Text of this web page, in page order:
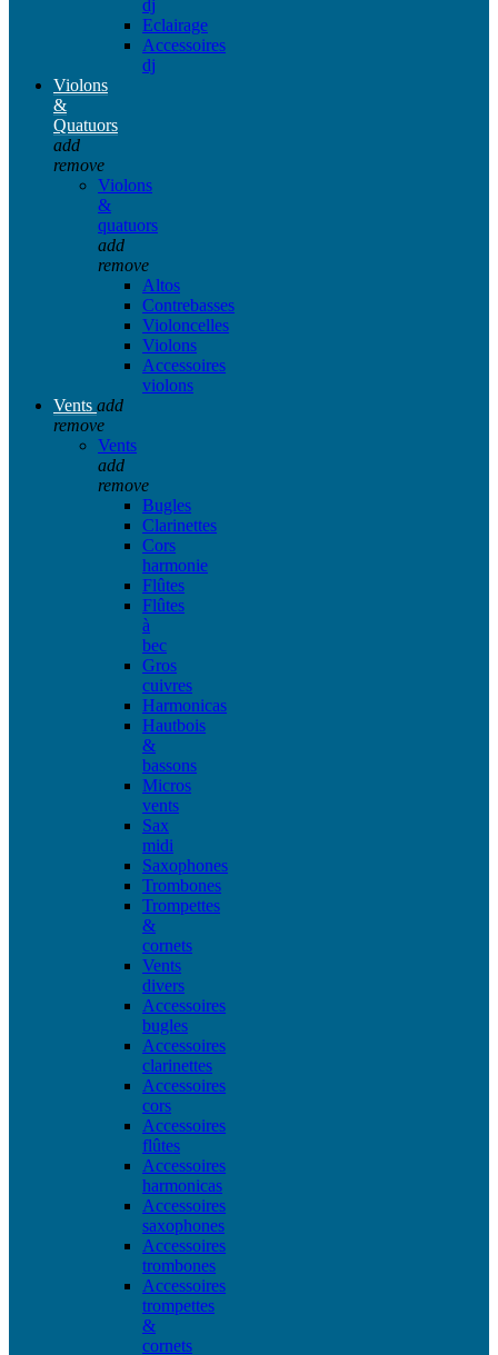
dj
Eclairage
Accessoires
dj
Violons
&
Quatuors
add
remove
Violons
&
quatuors
add
remove
Altos
Contrebasses
Violoncelles
Violons
Accessoires
violons
Vents add
remove
Vents
add
remove
Bugles
Clarinettes
Cors
harmonie
Flûtes
Flûtes
à
bec
Gros
cuivres
Harmonicas
Hautbois
&
bassons
Micros
vents
Sax
midi
Saxophones
Trombones
Trompettes
&
cornets
Vents
divers
Accessoires
bugles
Accessoires
clarinettes
Accessoires
cors
Accessoires
flûtes
Accessoires
harmonicas
Accessoires
saxophones
Accessoires
trombones
Accessoires
trompettes
&
cornets